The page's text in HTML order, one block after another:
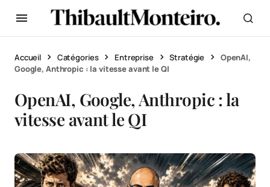
Accueil Catégories Entreprise Stratégie
OpenAI,
Google, Anthropic : la vitesse avant le QI
OpenAI, Google, Anthropic : la
vitesse avant le QI